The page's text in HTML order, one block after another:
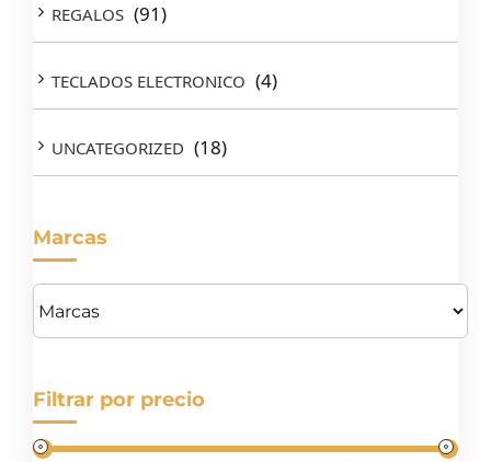
REGALOS (91)
TECLADOS ELECTRONICO (4)
UNCATEGORIZED (18)
Marcas
Filtrar por precio